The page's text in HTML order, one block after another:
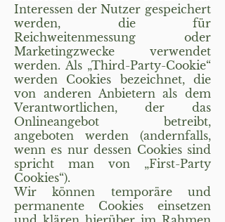
Interessen der Nutzer gespeichert
werden, die für
Reichweitenmessung oder
Marketingzwecke verwendet
werden. Als „Third-Party-Cookie“
werden Cookies bezeichnet, die
von anderen Anbietern als dem
Verantwortlichen, der das
Onlineangebot betreibt,
angeboten werden (andernfalls,
wenn es nur dessen Cookies sind
spricht man von „First-Party
Cookies“).
Wir können temporäre und
permanente Cookies einsetzen